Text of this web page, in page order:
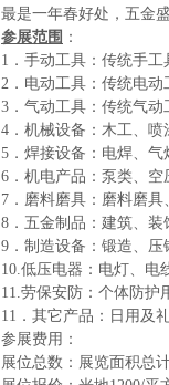
最是一年春好处，五金
参展范围 ：
1．手动工具：传统手
2．电动工具：传统电
3．气动工具：传统气
4．机械设备：木工、
5．焊接设备：电焊、气
6．机电产品：泵类、
7．磨料磨具：磨料磨
8．五金制品：建筑、
9．制造设备： 锻造、压
10.低压电器：电灯、电
11.劳保安防： 个体防护
11．其它产品：日用及
参展费用：
展位总数：展览面积总